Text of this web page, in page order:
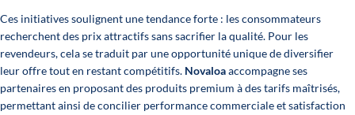
Ces initiatives soulignent une tendance forte : les consommateurs
recherchent des prix attractifs sans sacrifier la qualité. Pour les
revendeurs, cela se traduit par une opportunité unique de diversifier
leur offre tout en restant compétitifs. Novaloaaccompagne ses
partenaires en proposant des produits premium à des tarifs maîtrisés,
permettant ainsi de concilier performance commerciale et satisfaction